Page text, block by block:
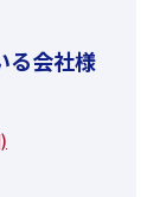
る会社様